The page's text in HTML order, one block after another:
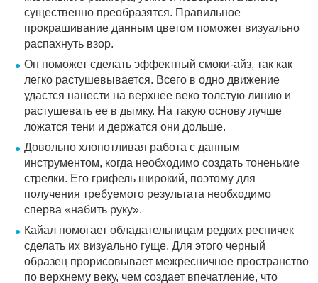
существенно преобразятся. Правильное
прокрашивание данным цветом поможет визуально
распахнуть взор.
Он поможет сделать эффектный смоки-айз, так как
легко растушевывается. Всего в одно движение
удастся нанести на верхнее веко толстую линию и
растушевать ее в дымку. На такую основу лучше
ложатся тени и держатся они дольше.
Довольно хлопотливая работа с данным
инструментом, когда необходимо создать тоненькие
стрелки. Его грифель широкий, поэтому для
получения требуемого результата необходимо
сперва «набить руку».
Кайал помогает обладательницам редких ресничек
сделать их визуально гуще. Для этого черный
образец прорисовывает межресничное пространство
по верхнему веку, чем создает впечатление, что